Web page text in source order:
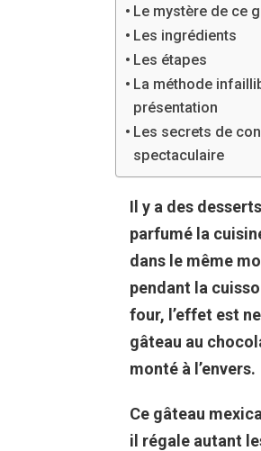
Le mystère de ce
Les ingrédients
Les étapes
La méthode
présentation
Les secrets de
spectaculaire
Il y a des
parfumé la
dans le même
pendant la
four, l’effet est
gâteau au
monté à l’envers.
Ce gâteau
il régale autant